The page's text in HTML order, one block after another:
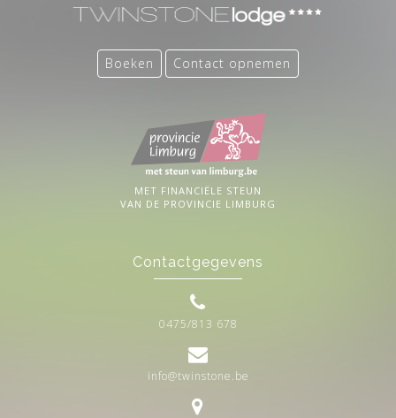
Boeken Contact opnemen
MET FINANCIËLE STEUN
VAN DE PROVINCIE LIMBURG
Contactgegevens
0475/813 678
info@twinstone.be